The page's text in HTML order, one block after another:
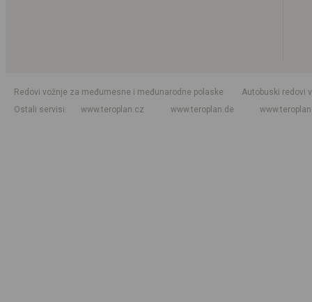
Redovi vožnje za međumesne i međunarodne polaske
Autobuski redovi
Ostali servisi
www.teroplan.cz www.teroplan.de